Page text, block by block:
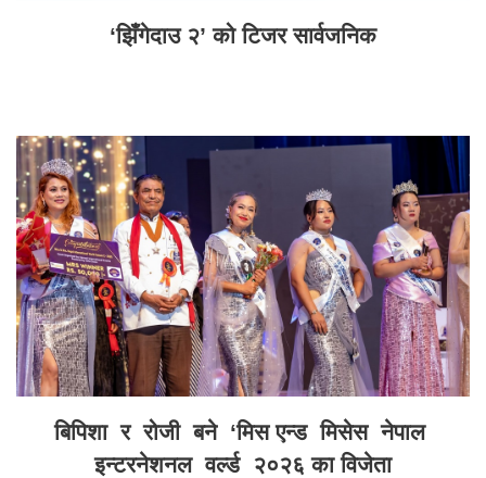
‘झिँगेदाउ २’ को टिजर सार्वजनिक
बिपिशा र रोजी बने ‘मिस एन्ड मिसेस नेपाल
इन्टरनेशनल वर्ल्ड २०२६ का विजेता